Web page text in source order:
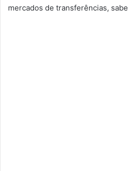
mercados de transferências, sabe